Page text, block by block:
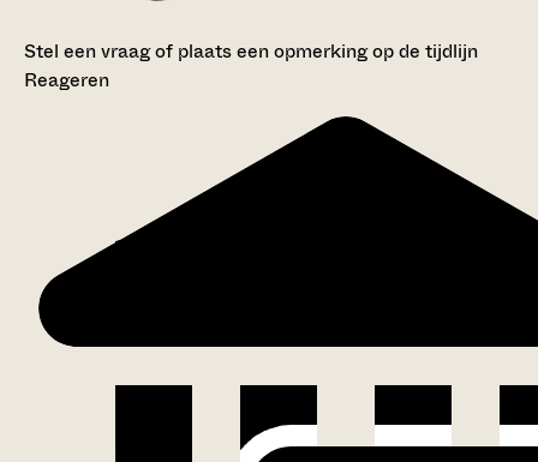
Stel een vraag of plaats een opmerking op de tijdlijn
Reageren